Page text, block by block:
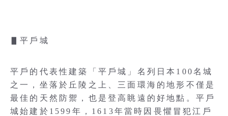
▋平戶城
平戶的代表性建築「平戶城」名列日本100名城
之一，坐落於丘陵之上、三面環海的地形不僅是
最佳的天然防禦，也是登高眺遠的好地點。平戶
城始建於1599年，1613年當時因畏懼冒犯江戶